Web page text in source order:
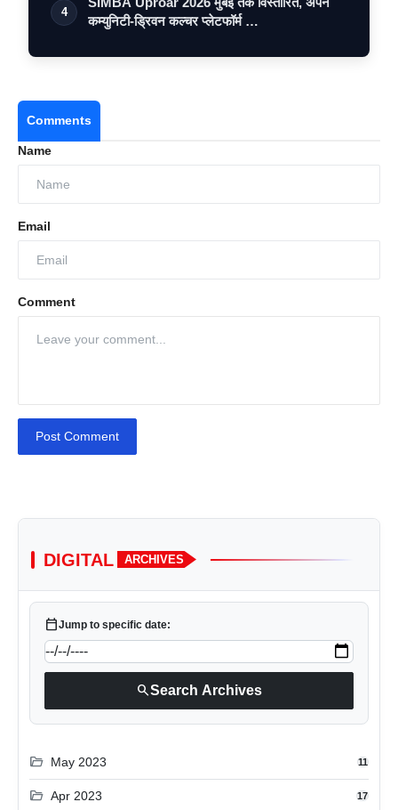
4
कम्युनिटी-ड्रिवन कल्चर प्लेटफॉर्म …
Comments
Name
Email
Comment
Post Comment
DIGITAL ARCHIVES
calendar_todayJump to specific date:
searchSearch Archives
folder_open May 2023 11
folder_open Apr 2023 17